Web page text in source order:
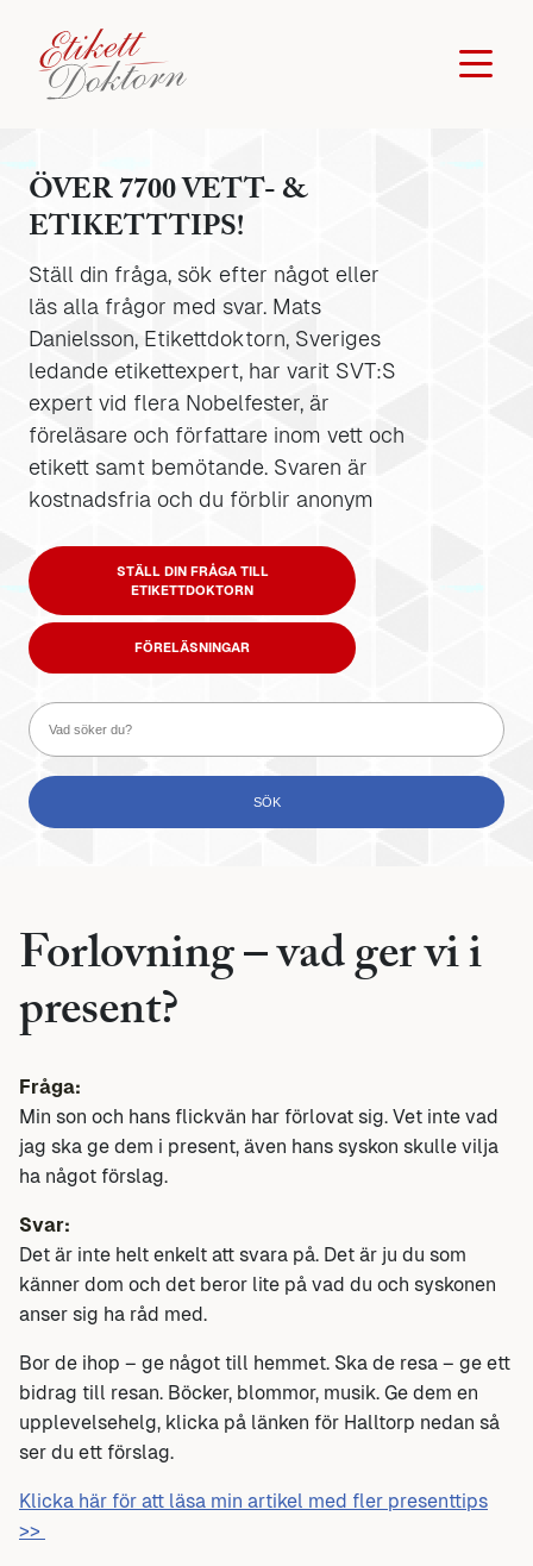
ÖVER 7700 VETT- &
ETIKETTTIPS!
Ställ din fråga, sök efter något eller
läs alla frågor med svar. Mats
Danielsson, Etikettdoktorn, Sveriges
ledande etikettexpert, har varit SVT:S
expert vid flera Nobelfester, är
föreläsare och författare inom vett och
etikett samt bemötande. Svaren är
kostnadsfria och du förblir anonym
STÄLL DIN FRÅGA TILL
ETIKETTDOKTORN
FÖRELÄSNINGAR
Forlovning – vad ger vi i
present?
Fråga:
Min son och hans flickvän har förlovat sig. Vet inte vad
jag ska ge dem i present, även hans syskon skulle vilja
ha något förslag.
Svar:
Det är inte helt enkelt att svara på. Det är ju du som
känner dom och det beror lite på vad du och syskonen
anser sig ha råd med.
Bor de ihop – ge något till hemmet. Ska de resa – ge ett
bidrag till resan. Böcker, blommor, musik. Ge dem en
upplevelsehelg, klicka på länken för Halltorp nedan så
ser du ett förslag.
Klicka här för att läsa min artikel med fler presenttips
>>